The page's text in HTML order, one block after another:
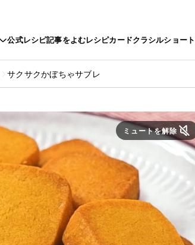
公式レシピ記事をよむレシピカードクラシルショート
サクサクかぼちゃサブレ
ミュートを解除